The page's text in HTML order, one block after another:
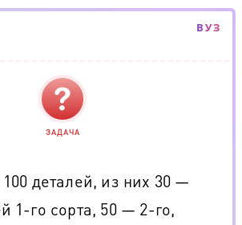
ВУЗ
ЗАДАЧА
деталей, из них 30 —
1-го сорта, 50 — 2-го,